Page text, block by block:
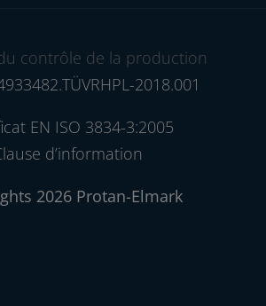
contrôle de la production
2018.001
EN ISO 3834-3:2005
d’information
2026 Protan-Elmark